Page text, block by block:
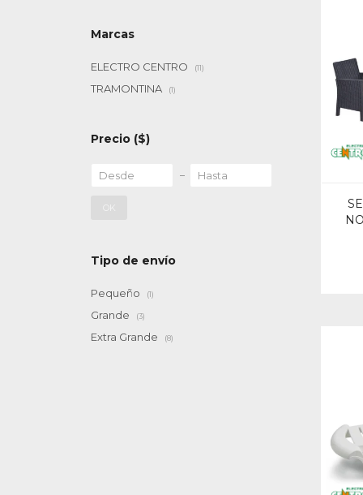
Marcas
ELECTRO CENTRO (11)
TRAMONTINA (1)
Precio ($)
OK
Tipo de envío
Pequeño (1)
Grande (3)
Extra Grande (8)